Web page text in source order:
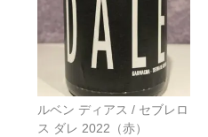
ルベン ディアス / セブレロ
ス ダレ 2022（赤）